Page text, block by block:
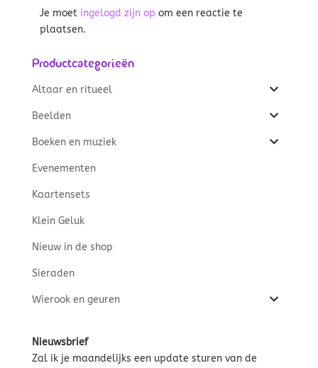
Je moet ingelogd zijn op om een reactie te
plaatsen.
Productcategorieën
Altaar en ritueel
Beelden
Boeken en muziek
Evenementen
Kaartensets
Klein Geluk
Nieuw in de shop
Sieraden
Wierook en geuren
Nieuwsbrief
Zal ik je maandelijks een update sturen van de